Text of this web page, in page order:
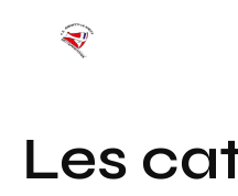
Les